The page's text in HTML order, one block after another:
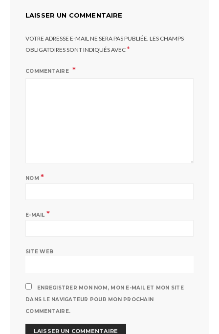
LAISSER UN COMMENTAIRE
VOTRE ADRESSE E-MAIL NE SERA PAS PUBLIÉE. LES CHAMPS
OBLIGATOIRES SONT INDIQUÉS AVEC*
COMMENTAIRE
NOM *
E-MAIL *
SITE WEB
ENREGISTRER MON NOM, MON E-MAIL ET MON SITE
DANS LE NAVIGATEUR POUR MON PROCHAIN
COMMENTAIRE.